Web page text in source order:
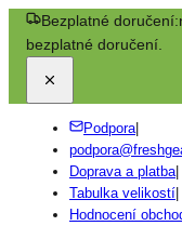
Bezplatné doručení:
bezplatné doručení.
Podpora|
Doprava a platba|
Tabulka velikostí
Hodnocení